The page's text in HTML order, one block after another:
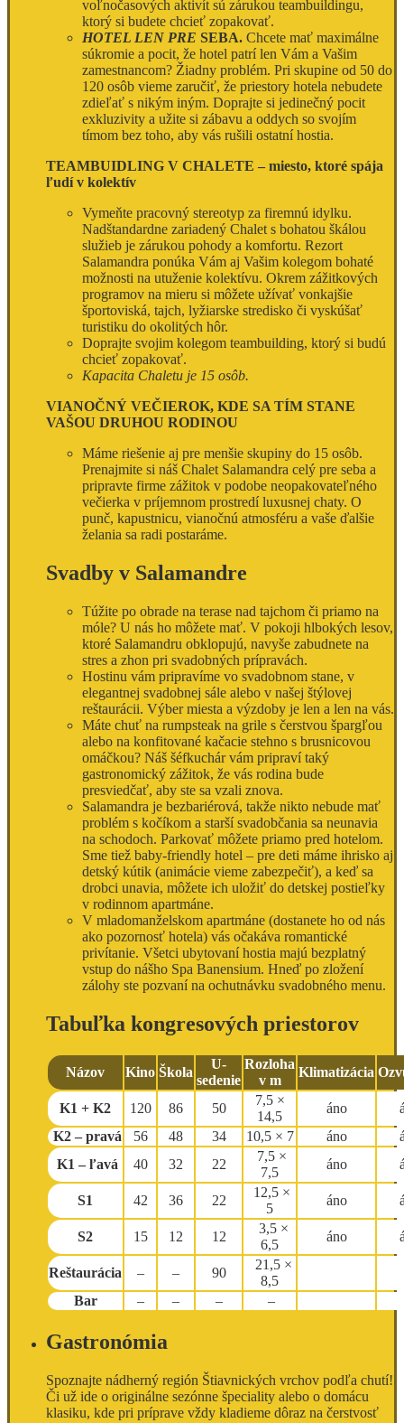
voľnočasových aktivít sú zárukou teambuildingu,
ktorý si budete chcieť zopakovať.
HOTEL LEN PRE SEBA. Chcete mať maximálne
súkromie a pocit, že hotel patrí len Vám a Vašim
zamestnancom? Žiadny problém. Pri skupine od 50 do
120 osôb vieme zaručiť, že priestory hotela nebudete
zdieľať s nikým iným. Doprajte si jedinečný pocit
exkluzivity a užite si zábavu a oddych so svojím
tímom bez toho, aby vás rušili ostatní hostia.
TEAMBUIDLING V CHALETE – miesto, ktoré spája
ľudí v kolektív
Vymeňte pracovný stereotyp za firemnú idylku.
Nadštandardne zariadený Chalet s bohatou škálou
služieb je zárukou pohody a komfortu. Rezort
Salamandra ponúka Vám aj Vašim kolegom bohaté
možnosti na utuženie kolektívu. Okrem zážitkových
programov na mieru si môžete užívať vonkajšie
športoviská, tajch, lyžiarske stredisko či vyskúšať
turistiku do okolitých hôr.
Doprajte svojim kolegom teambuilding, ktorý si budú
chcieť zopakovať.
Kapacita Chaletu je 15 osôb.
VIANOČNÝ VEČIEROK, KDE SA TÍM STANE
VAŠOU DRUHOU RODINOU
Máme riešenie aj pre menšie skupiny do 15 osôb.
Prenajmite si náš Chalet Salamandra celý pre seba a
pripravte firme zážitok v podobe neopakovateľného
večierka v príjemnom prostredí luxusnej chaty. O
punč, kapustnicu, vianočnú atmosféru a vaše ďalšie
želania sa radi postaráme.
Svadby v Salamandre
Túžite po obrade na terase nad tajchom či priamo na
móle? U nás ho môžete mať. V pokoji hlbokých lesov,
ktoré Salamandru obklopujú, navyše zabudnete na
stres a zhon pri svadobných prípravách.
Hostinu vám pripravíme vo svadobnom stane, v
elegantnej svadobnej sále alebo v našej štýlovej
reštaurácii. Výber miesta a výzdoby je len a len na vás.
Máte chuť na rumpsteak na grile s čerstvou špargľou
alebo na konfitované kačacie stehno s brusnicovou
omáčkou? Náš šéfkuchár vám pripraví taký
gastronomický zážitok, že vás rodina bude
presviedčať, aby ste sa vzali znova.
Salamandra je bezbariérová, takže nikto nebude mať
problém s kočíkom a starší svadobčania sa neunavia
na schodoch. Parkovať môžete priamo pred hotelom.
Sme tiež baby-friendly hotel – pre deti máme ihrisko aj
detský kútik (animácie vieme zabezpečiť), a keď sa
drobci unavia, môžete ich uložiť do detskej postieľky
v rodinnom apartmáne.
V mladomanželskom apartmáne (dostanete ho od nás
ako pozornosť hotela) vás očakáva romantické
privítanie. Všetci ubytovaní hostia majú bezplatný
vstup do nášho Spa Banensium. Hneď po zložení
zálohy ste pozvaní na ochutnávku svadobného menu.
Tabuľka kongresových priestorov
Názov Kino Škola
U-
sedenie
Rozloha
v m
Klimatizácia
K1 + K2 120 86 50
7,5 ×
14,5
áno
K2 – pravá
56 48 34 10,5 × 7 áno
K1 – ľavá
40 32 22
7,5 ×
7,5
áno
S1 42 36 22
12,5 ×
5
áno
S2 15 12 12
3,5 ×
6,5
áno
Reštaurácia – – 90
21,5 ×
8,5
Bar
– – – –
Gastronómia
Spoznajte nádherný región Štiavnických vrchov podľa chutí!
Či už ide o originálne sezónne špeciality alebo o domácu
klasiku, kde pri príprave vždy kladieme dôraz na čerstvosť